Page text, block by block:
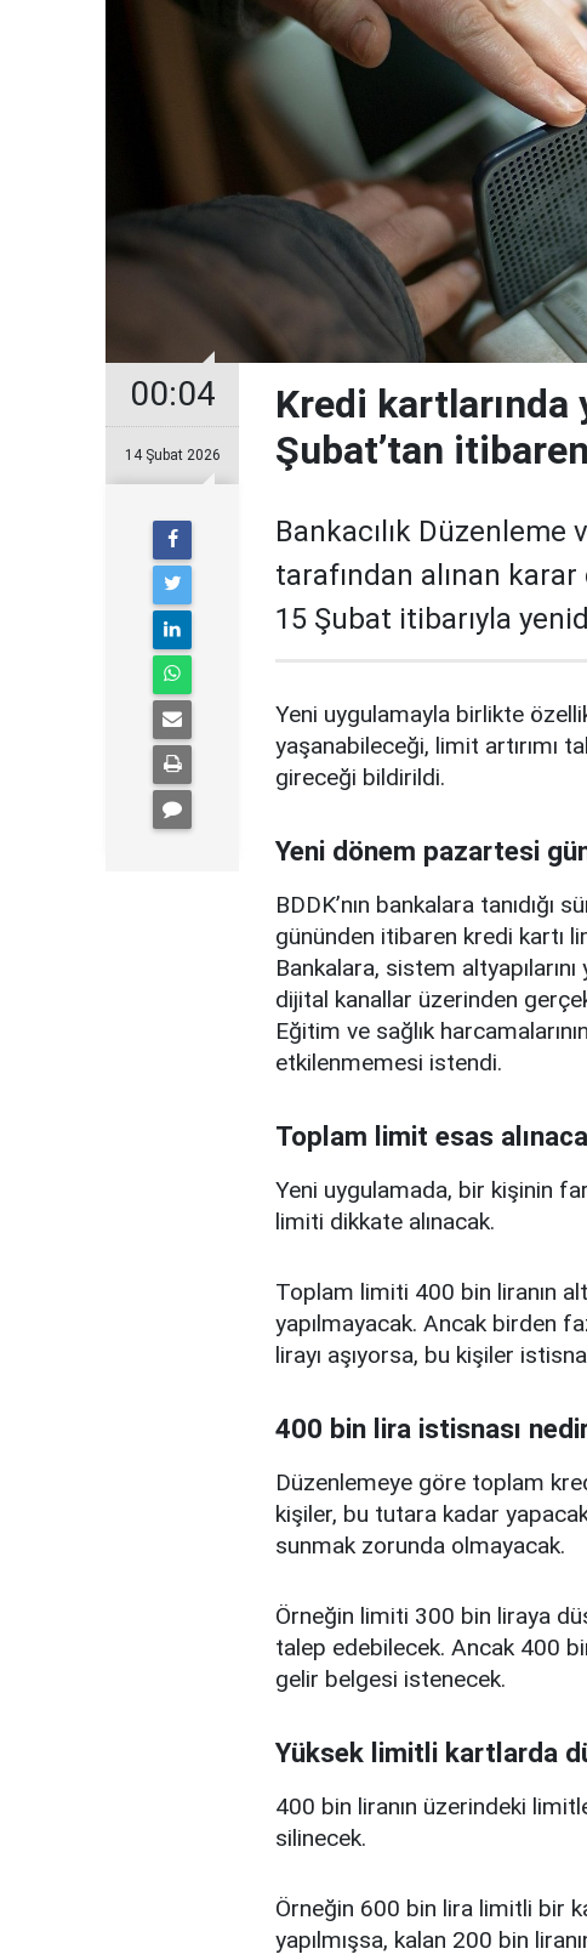
00:04
14 Şubat 2026
Kredi
Şubat’tan
Bankacılık
tarafından alınan
15 Şubat itibarıyla
Yeni uygulamayla birlikte
yaşanabileceği, limit artırımı
gireceği bildirildi.
Yeni dönem pazartesi
BDDK’nın bankalara
gününden itibaren kredi kartı
Bankalara, sistem
dijital kanallar üzerinden
Eğitim ve sağlık
etkilenmemesi istendi.
Toplam limit esas
Yeni uygulamada, bir kişinin
limiti dikkate alınacak.
Toplam limiti 400 bin liranın
yapılmayacak. Ancak birden
lirayı aşıyorsa, bu kişiler
400 bin lira istisnası
Düzenlemeye göre toplam
kişiler, bu tutara kadar
sunmak zorunda olmayacak.
Örneğin limiti 300 bin liraya
talep edebilecek. Ancak 400
gelir belgesi istenecek.
Yüksek limitli kartlarda
400 bin liranın üzerindeki
silinecek.
Örneğin 600 bin lira limitli bir
yapılmışsa, kalan 200 bin